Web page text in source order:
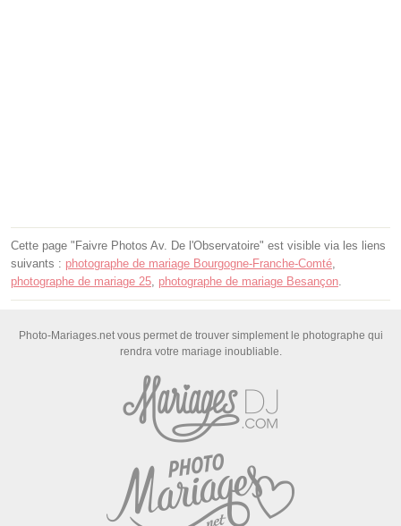
Cette page "Faivre Photos Av. De l'Observatoire" est visible via les liens
suivants : photographe de mariage Bourgogne-Franche-Comté
photographe de mariage 25 photographe de mariage Besançon
Photo-Mariages.net vous permet de trouver simplement le photographe qui
rendra votre mariage inoubliable.